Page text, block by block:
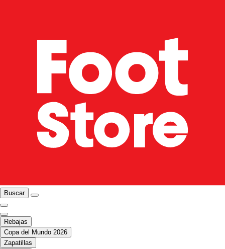
Buscar
Rebajas
Copa del Mundo 2026
Zapatillas